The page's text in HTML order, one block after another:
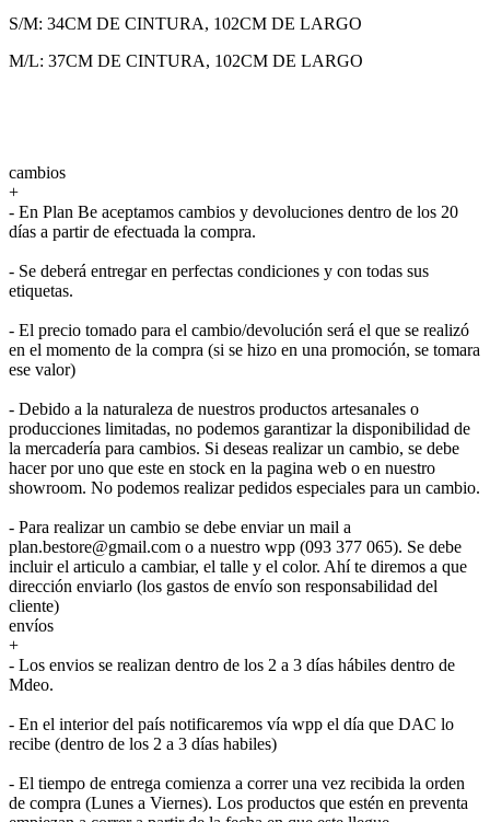
S/M: 34CM DE CINTURA, 102CM DE LARGO
M/L: 37CM DE CINTURA, 102CM DE LARGO
cambios
+
- En Plan Be aceptamos cambios y devoluciones dentro de los 20
días a partir de efectuada la compra.
- Se deberá entregar en perfectas condiciones y con todas sus
etiquetas.
- El precio tomado para el cambio/devolución será el que se realizó
en el momento de la compra (si se hizo en una promoción, se tomara
ese valor)
- Debido a la naturaleza de nuestros productos artesanales o
producciones limitadas, no podemos garantizar la disponibilidad de
la mercadería para cambios. Si deseas realizar un cambio, se debe
hacer por uno que este en stock en la pagina web o en nuestro
showroom. No podemos realizar pedidos especiales para un cambio.
- Para realizar un cambio se debe enviar un mail a
plan.bestore@gmail.com o a nuestro wpp (093 377 065). Se debe
incluir el articulo a cambiar, el talle y el color. Ahí te diremos a que
dirección enviarlo (los gastos de envío son responsabilidad del
cliente)
envíos
+
- Los envios se realizan dentro de los 2 a 3 días hábiles dentro de
Mdeo.
- En el interior del país notificaremos vía wpp el día que DAC lo
recibe (dentro de los 2 a 3 días habiles)
- El tiempo de entrega comienza a correr una vez recibida la orden
de compra (Lunes a Viernes). Los productos que estén en preventa